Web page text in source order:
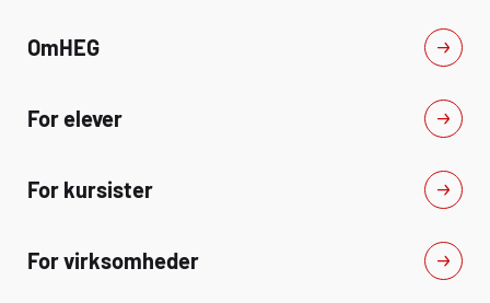
OmHEG
For elever
For kursister
For virksomheder